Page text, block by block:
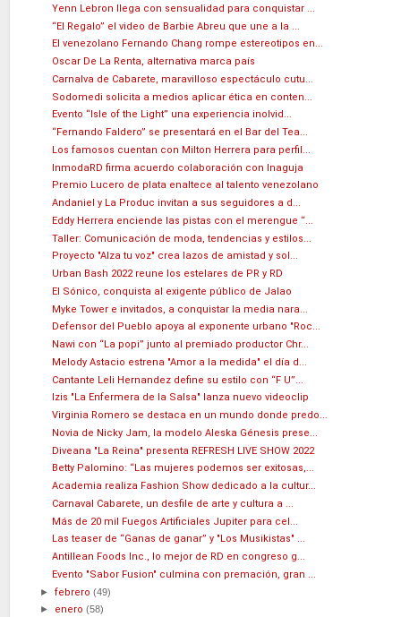
Yenn Lebron llega con sensualidad para conquistar ...
“El Regalo” el video de Barbie Abreu que une a la ...
El venezolano Fernando Chang rompe estereotipos en...
Oscar De La Renta, alternativa marca país
Carnalva de Cabarete, maravilloso espectáculo cutu...
Sodomedi solicita a medios aplicar ética en conten...
Evento “Isle of the Light” una experiencia inolvid...
“Fernando Faldero” se presentará en el Bar del Tea...
Los famosos cuentan con Milton Herrera para perfil...
InmodaRD firma acuerdo colaboración con Inaguja
Premio Lucero de plata enaltece al talento venezolano
Andaniel y La Produc invitan a sus seguidores a d...
Eddy Herrera enciende las pistas con el merengue “...
Taller: Comunicación de moda, tendencias y estilos...
Proyecto "Alza tu voz" crea lazos de amistad y sol...
Urban Bash 2022 reune los estelares de PR y RD
El Sónico, conquista al exigente público de Jalao
Myke Tower e invitados, a conquistar la media nara...
Defensor del Pueblo apoya al exponente urbano "Roc...
Nawi con “La popi” junto al premiado productor Chr...
Melody Astacio estrena "Amor a la medida" el día d...
Cantante Leli Hernandez define su estilo con “F U”...
Izis "La Enfermera de la Salsa" lanza nuevo videoclip
Virginia Romero se destaca en un mundo donde predo...
Novia de Nicky Jam, la modelo Aleska Génesis prese...
Diveana "La Reina" presenta REFRESH LIVE SHOW 2022
Betty Palomino: “Las mujeres podemos ser exitosas,...
Academia realiza Fashion Show dedicado a la cultur...
Carnaval Cabarete, un desfile de arte y cultura a ...
Más de 20 mil Fuegos Artificiales Jupiter para cel...
Las teaser de “Ganas de ganar” y "Los Musikistas" ...
Antillean Foods Inc., lo mejor de RD en congreso g...
Evento "Sabor Fusion" culmina con premación, gran ...
►febrero(49)
► enero(58)